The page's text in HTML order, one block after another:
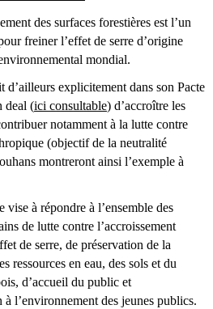
des surfaces forestières est l’un
freiner l’effet de serre d’origine
mondial.
explicitement dans son Pacte
deal (ici consultable) d’accroître les
notamment à la lutte contre
(objectif de la neutralité
montreront ainsi l’exemple à
à répondre à l’ensemble des
de lutte contre l’accroissement
de serre, de préservation de la
ressources en eau, des sols et du
d’accueil du public et
l’environnement des jeunes publics.